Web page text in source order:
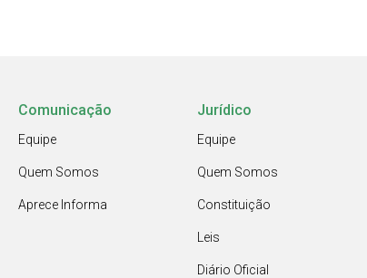
Comunicação
Equipe
Quem Somos
Aprece Informa
Jurídico
Equipe
Quem Somos
Constituição
Leis
Diário Oficial